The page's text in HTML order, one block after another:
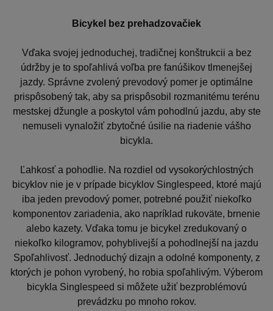
Bicykel bez prehadzovačiek
Vďaka svojej jednoduchej, tradičnej konštrukcii a bez
údržby je to spoľahlivá voľba pre fanúšikov tlmenejšej
jazdy. Správne zvolený prevodový pomer je optimálne
prispôsobený tak, aby sa prispôsobil rozmanitému terénu
mestskej džungle a poskytol vám pohodlnú jazdu, aby ste
nemuseli vynaložiť zbytočné úsilie na riadenie vášho
bicykla.
Ľahkosť a pohodlie. Na rozdiel od vysokorýchlostných
bicyklov nie je v prípade bicyklov Singlespeed, ktoré majú
iba jeden prevodový pomer, potrebné použiť niekoľko
komponentov zariadenia, ako napríklad rukoväte, brnenie
alebo kazety. Vďaka tomu je bicykel zredukovaný o
niekoľko kilogramov, pohyblivejší a pohodlnejší na jazdu
Spoľahlivosť. Jednoduchý dizajn a odolné komponenty, z
ktorých je pohon vyrobený, ho robia spoľahlivým. Výberom
bicykla Singlespeed si môžete užiť bezproblémovú
prevádzku po mnoho rokov.